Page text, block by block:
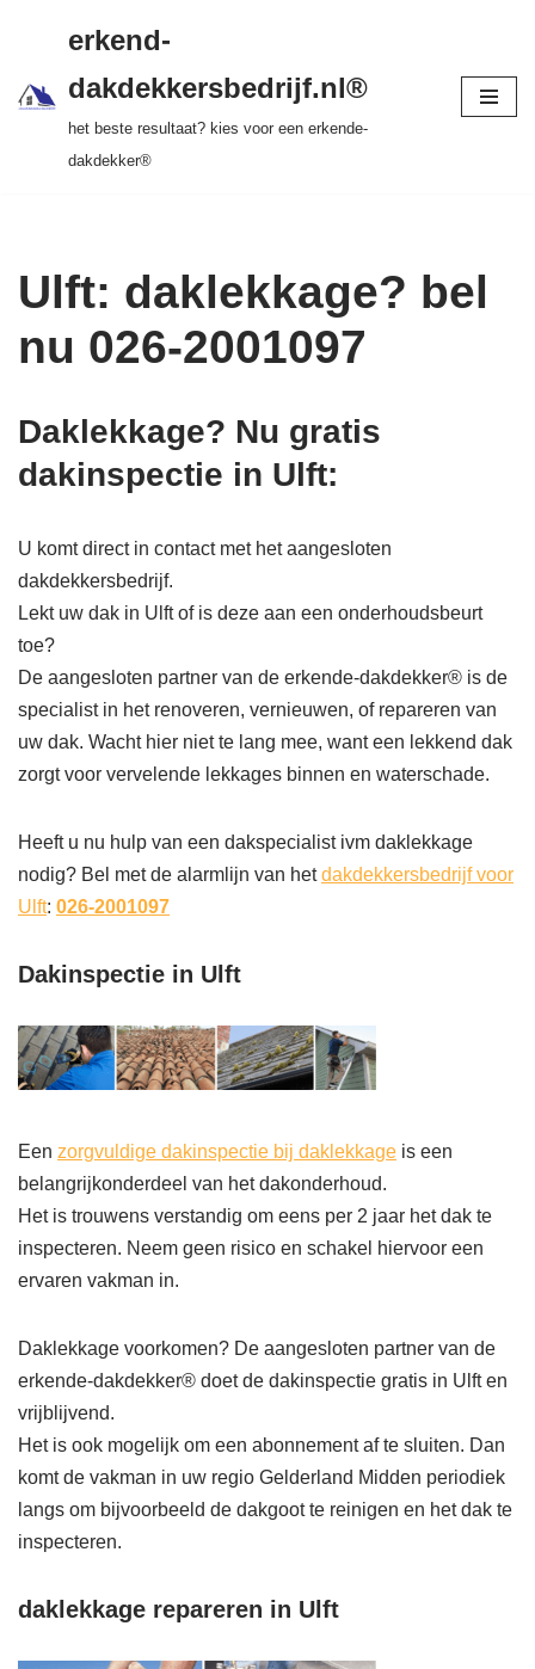
naar
inhoud
tot 20 jr garantie > SKEV erkend
erkend-
dakdekkersbedrijf.nl®
het beste resultaat? kies voor een erkende-
dakdekker®
Ulft: daklekkage? bel
nu 026-2001097
Daklekkage? Nu gratis
dakinspectie in Ulft:
U komt direct in contact met het aangesloten
dakdekkersbedrijf.
Lekt uw dak in Ulft of is deze aan een onderhoudsbeurt
toe?
De aangesloten partner van de erkende-dakdekker® is de
specialist in het renoveren, vernieuwen, of repareren van
uw dak. Wacht hier niet te lang mee, want een lekkend dak
zorgt voor vervelende lekkages binnen en waterschade.
Heeft u nu hulp van een dakspecialist ivm daklekkage
nodig? Bel met de alarmlijn van hetdakdekkersbedrijf voor
Ulft: 026-2001097
Dakinspectie in Ulft
Een zorgvuldige dakinspectie bij daklekkage is een
belangrijkonderdeel van het dakonderhoud.
Het is trouwens verstandig om eens per 2 jaar het dak te
inspecteren. Neem geen risico en schakel hiervoor een
ervaren vakman in.
Daklekkage voorkomen? De aangesloten partner van de
erkende-dakdekker® doet de dakinspectie gratis in Ulft en
vrijblijvend.
Het is ook mogelijk om een abonnement af te sluiten. Dan
komt de vakman in uw regio Gelderland Midden periodiek
langs om bijvoorbeeld de dakgoot te reinigen en het dak te
inspecteren.
daklekkage repareren in Ulft